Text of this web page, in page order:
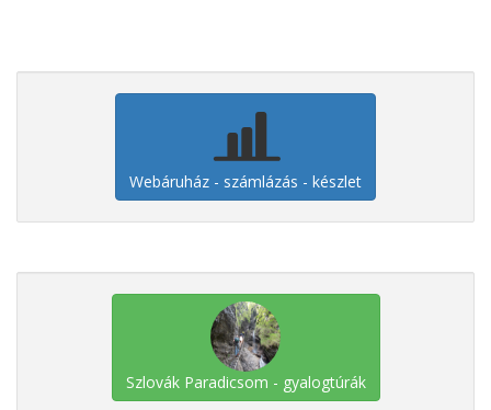
Webáruház - számlázás - készlet
Szlovák Paradicsom - gyalogtúrák